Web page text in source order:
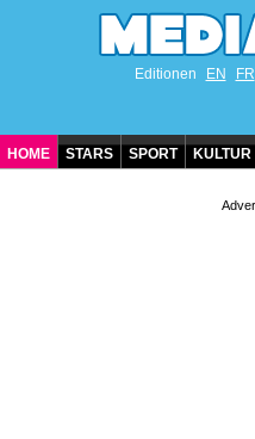
Editionen EN FR
HOME STARS SPORT KULTUR